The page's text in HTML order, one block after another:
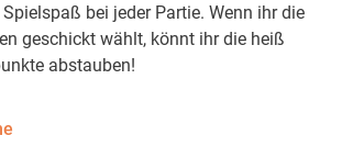
bei jeder Partie. Wenn ihr die
geschickt wählt, könnt ihr die heiß
abstauben!